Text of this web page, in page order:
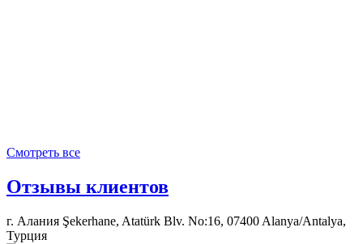
Смотреть все
Отзывы клиентов
г. Алания Şekerhane, Atatürk Blv. No:16, 07400 Alanya/Antalya,
Турция